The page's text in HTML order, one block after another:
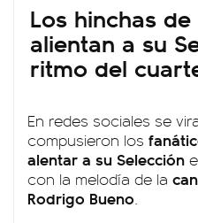
Los hinchas de
alientan a su
ritmo del
En redes sociales se
compusieron los
alentar a su Selección
con la melodía de la
Rodrigo Bueno.